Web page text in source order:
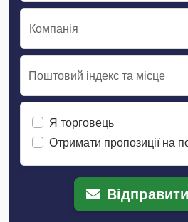
Компанія
Поштовий індекс та місце
Я торговець
Отримати пропозиції на